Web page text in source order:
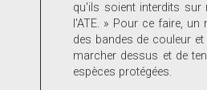
qu'ils soient interdits sur
l'ATE. » Pour ce faire,
des bandes de couleur
marcher dessus et de
espèces protégées.